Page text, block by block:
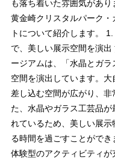
も落ち着いた雰囲気があり
黄金崎クリスタルパーク
トについて紹介します。
で、美しい展示空間を演
ージアムは、「水晶とガ
空間を演出しています。
差し込む空間が広がり、
た、水晶やガラス工芸品
れているため、美しい展
る時間を過ごすことができ
体験型のアクティビティが